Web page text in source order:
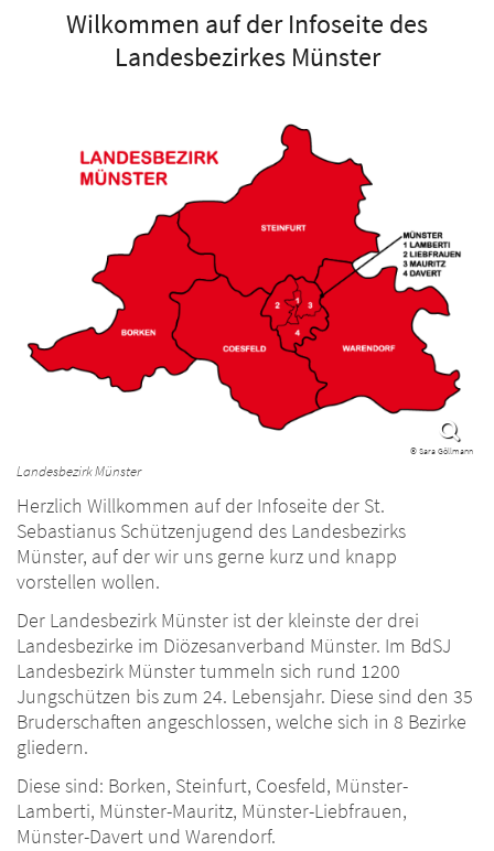
Wilkommen auf der Infoseite des
Landesbezirkes Münster
© Sara Göllmann
Landesbezirk Münster
Herzlich Willkommen auf der Infoseite der St.
Sebastianus Schützenjugend des Landesbezirks
Münster, auf der wir uns gerne kurz und knapp
vorstellen wollen.
Der Landesbezirk Münster ist der kleinste der drei
Landesbezirke im Diözesanverband Münster. Im BdSJ
Landesbezirk Münster tummeln sich rund 1200
Jungschützen bis zum 24. Lebensjahr. Diese sind den 35
Bruderschaften angeschlossen, welche sich in 8 Bezirke
gliedern.
Diese sind: Borken, Steinfurt, Coesfeld, Münster-
Lamberti, Münster-Mauritz, Münster-Liebfrauen,
Münster-Davert und Warendorf.